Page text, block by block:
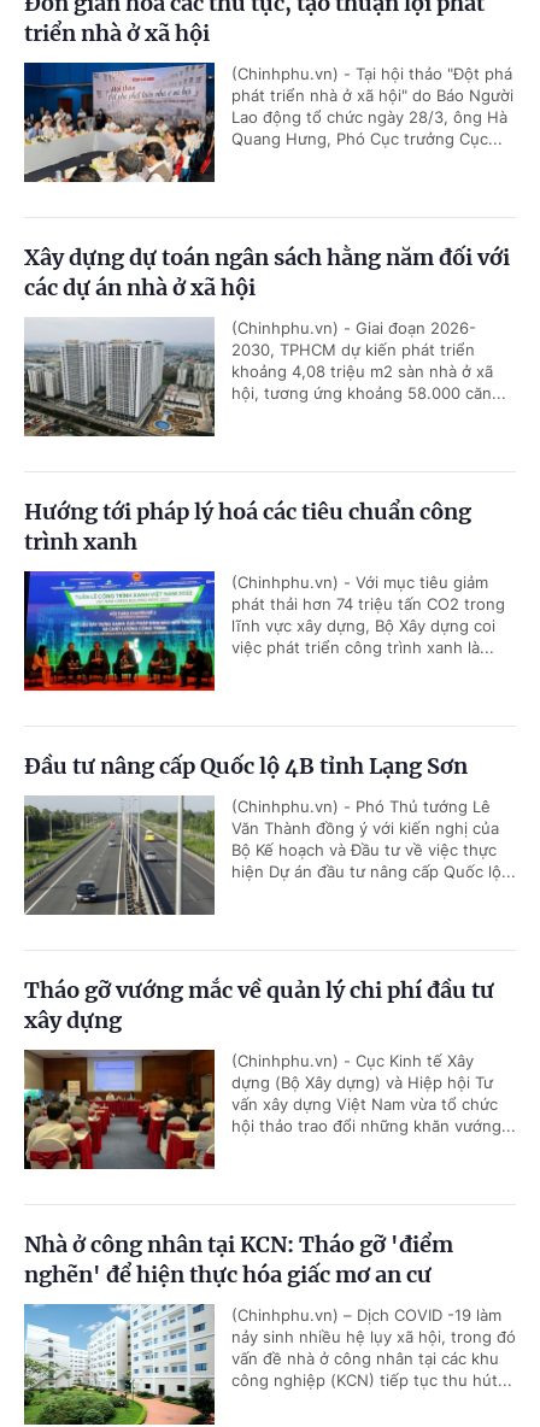
triển nhà ở xã hội
(Chinhphu.vn) - Tại hội thảo "Đột phá
phát triển nhà ở xã hội" do Báo Người
Lao động tổ chức ngày 28/3, ông Hà
Quang Hưng, Phó Cục trưởng Cục...
Xây dựng dự toán ngân sách hằng năm đối với
các dự án nhà ở xã hội
(Chinhphu.vn) - Giai đoạn 2026-
2030, TPHCM dự kiến phát triển
khoảng 4,08 triệu m2 sàn nhà ở xã
hội, tương ứng khoảng 58.000 căn...
Hướng tới pháp lý hoá các tiêu chuẩn công
trình xanh
(Chinhphu.vn) - Với mục tiêu giảm
phát thải hơn 74 triệu tấn CO2 trong
lĩnh vực xây dựng, Bộ Xây dựng coi
việc phát triển công trình xanh là...
Đầu tư nâng cấp Quốc lộ 4B tỉnh Lạng Sơn
(Chinhphu.vn) - Phó Thủ tướng Lê
Văn Thành đồng ý với kiến nghị của
Bộ Kế hoạch và Đầu tư về việc thực
hiện Dự án đầu tư nâng cấp Quốc lộ...
Tháo gỡ vướng mắc về quản lý chi phí đầu tư
xây dựng
(Chinhphu.vn) - Cục Kinh tế Xây
dựng (Bộ Xây dựng) và Hiệp hội Tư
vấn xây dựng Việt Nam vừa tổ chức
hội thảo trao đổi những khăn vướng...
Nhà ở công nhân tại KCN: Tháo gỡ 'điểm
nghẽn' để hiện thực hóa giấc mơ an cư
(Chinhphu.vn) – Dịch COVID -19 làm
nảy sinh nhiều hệ lụy xã hội, trong đó
vấn đề nhà ở công nhân tại các khu
công nghiệp (KCN) tiếp tục thu hút...